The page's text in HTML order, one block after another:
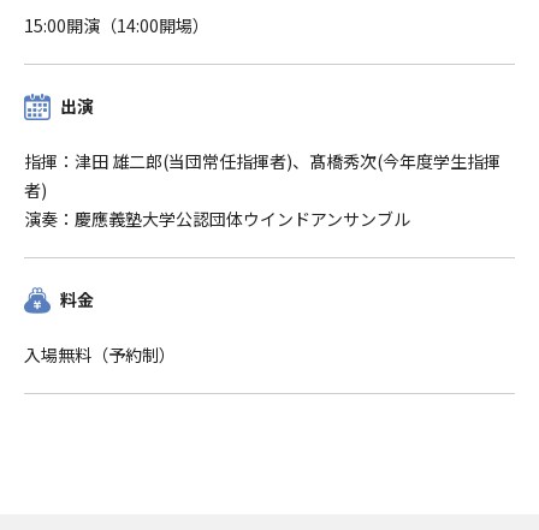
15:00開演（14:00開場）
出演
指揮：津田 雄二郎(当団常任指揮者)、髙橋秀次(今年度学生指揮
者)
演奏：慶應義塾大学公認団体ウインドアンサンブル
料金
入場無料（予約制）